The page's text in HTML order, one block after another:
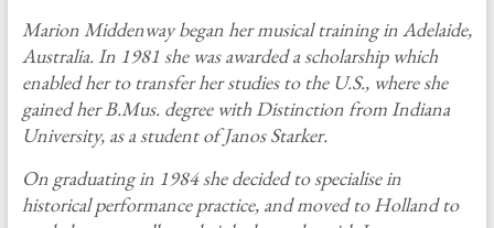
Marion Middenway began her musical training in Adelaide,
Australia. In 1981 she was awarded a scholarship which
enabled her to transfer her studies to the U.S., where she
gained her B.Mus. degree with Distinction from Indiana
University, as a student of Janos Starker.
On graduating in 1984 she decided to specialise in
historical performance practice, and moved to Holland to